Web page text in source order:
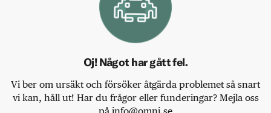
Oj! Något har gått fel.
Vi ber om ursäkt och försöker åtgärda problemet så snart
vi kan, håll ut! Har du frågor eller funderingar? Mejla oss